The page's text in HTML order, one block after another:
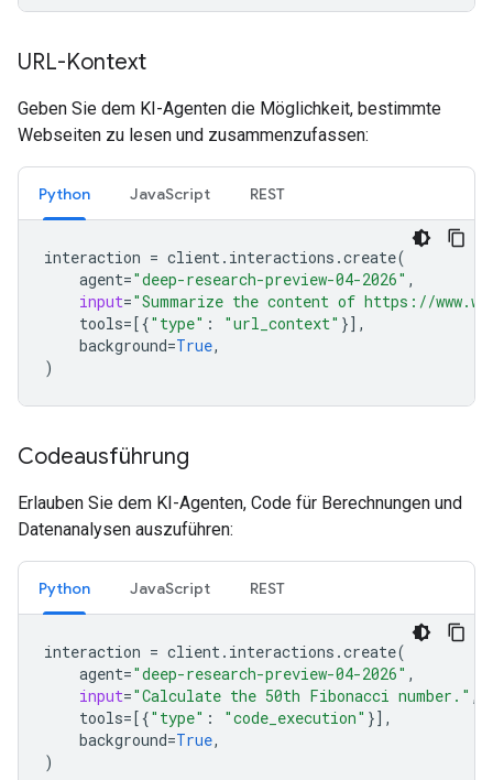
URL-Kontext
Geben Sie dem KI-Agenten die Möglichkeit, bestimmte
Webseiten zu lesen und zusammenzufassen:
Python JavaScript REST
interaction = client. interactions .create(
agent="deep-research-preview-04-2026" ,
input="Summarize the content of https://
tools=[{"type" : "url_context" }],
background=True,
)
Codeausführung
Erlauben Sie dem KI-Agenten, Code für Berechnungen und
Datenanalysen auszuführen:
Python JavaScript REST
interaction = client. interactions .create(
agent="deep-research-preview-04-2026" ,
input="Calculate the 50th Fibonacci number." ,
tools=[{"type" : "code_execution" }],
background=True,
)